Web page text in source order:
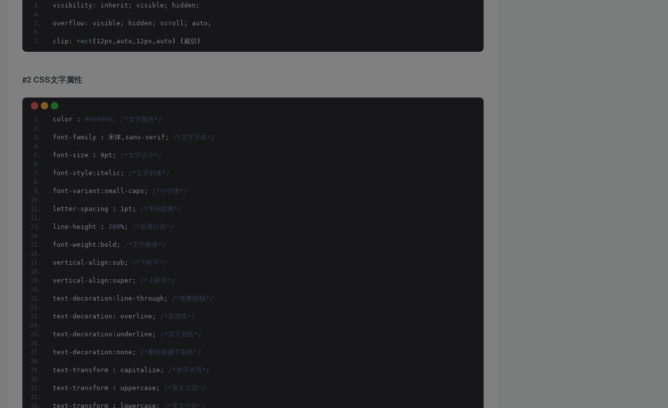
visibility: inherit; visible; hidden;
overflow: visible; hidden; scroll; auto;
clip: rect ( 12px,auto,12px,auto ) ( 裁切 )
#2 CSS文字属性
color : #999999; /*文字颜色*/
font-family : 宋体,sans-serif; /*文字字体*/
font-size : 9pt; /*文字大小*/
font-style:itelic; /*文字斜体*/
font-variant:small-caps; /*小字体*/
letter-spacing : 1pt; /*字间距离*/
line-height : 200%; /*设置行高*/
font-weight:bold; /*文字粗体*/
vertical-align:sub; /*下标字*/
vertical-align:super; /*上标字*/
text-decoration:line-through; /*加删除线*/
text-decoration: overline; /*加顶线*/
text-decoration:underline; /*加下划线*/
text-decoration:none; /*删除链接下划线*/
text-transform : capitalize; /*首字大写*/
text-transform : uppercase; /*英文大写*/
text-transform : lowercase; /*英文小写*/